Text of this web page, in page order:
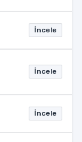
İncele
İncele
İncele